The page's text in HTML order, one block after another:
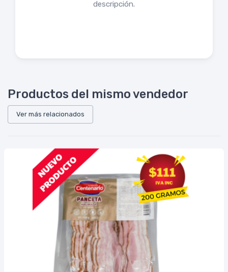
descripción.
Productos del mismo vendedor
Ver más relacionados